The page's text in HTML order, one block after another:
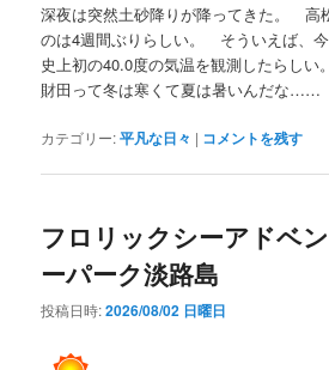
深夜は突然土砂降りが降ってきた。 高
のは4週間ぶりらしい。 そういえば、
史上初の40.0度の気温を観測したらしい。
財田って冬は寒くて夏は暑いんだな……
カテゴリー:平凡な日々 | コメントを残す
フロリックシーアドベ
ーパーク淡路島
投稿日時:2026/08/02 日曜日